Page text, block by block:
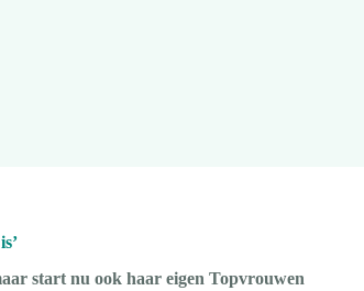
start nu ook haar eigen Topvrouwen